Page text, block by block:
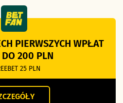
PIERWSZYCH WPŁAT
200 PLN
25 PLN